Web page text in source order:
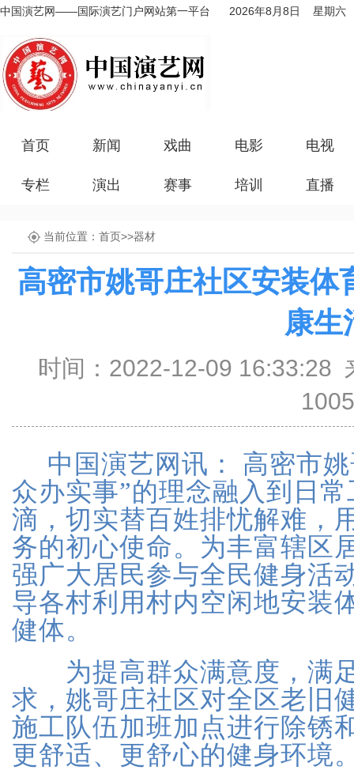
中国演艺网——国际演艺门户网站第一平台 2026年8月8日 星期六
首页 新闻 戏曲 电影 电视
专栏 演出 赛事 培训 直播
当前位置： 首页>>器材
高密市姚哥庄社区安装体
康生
时间：2022-12-09 16:33:28
1005
中国演艺网讯：
高密市
众办实事”的理念融入到日
滴，切实替百姓排忧解难，
务的初心使命。为丰富辖区
强广大居民参与全民健身活
导各村利用村内空闲地安装
健体。
为提高群众满意度，满
求，姚哥庄社区对全区老旧
施工队伍加班加点进行除锈
更舒适、更舒心的健身环境